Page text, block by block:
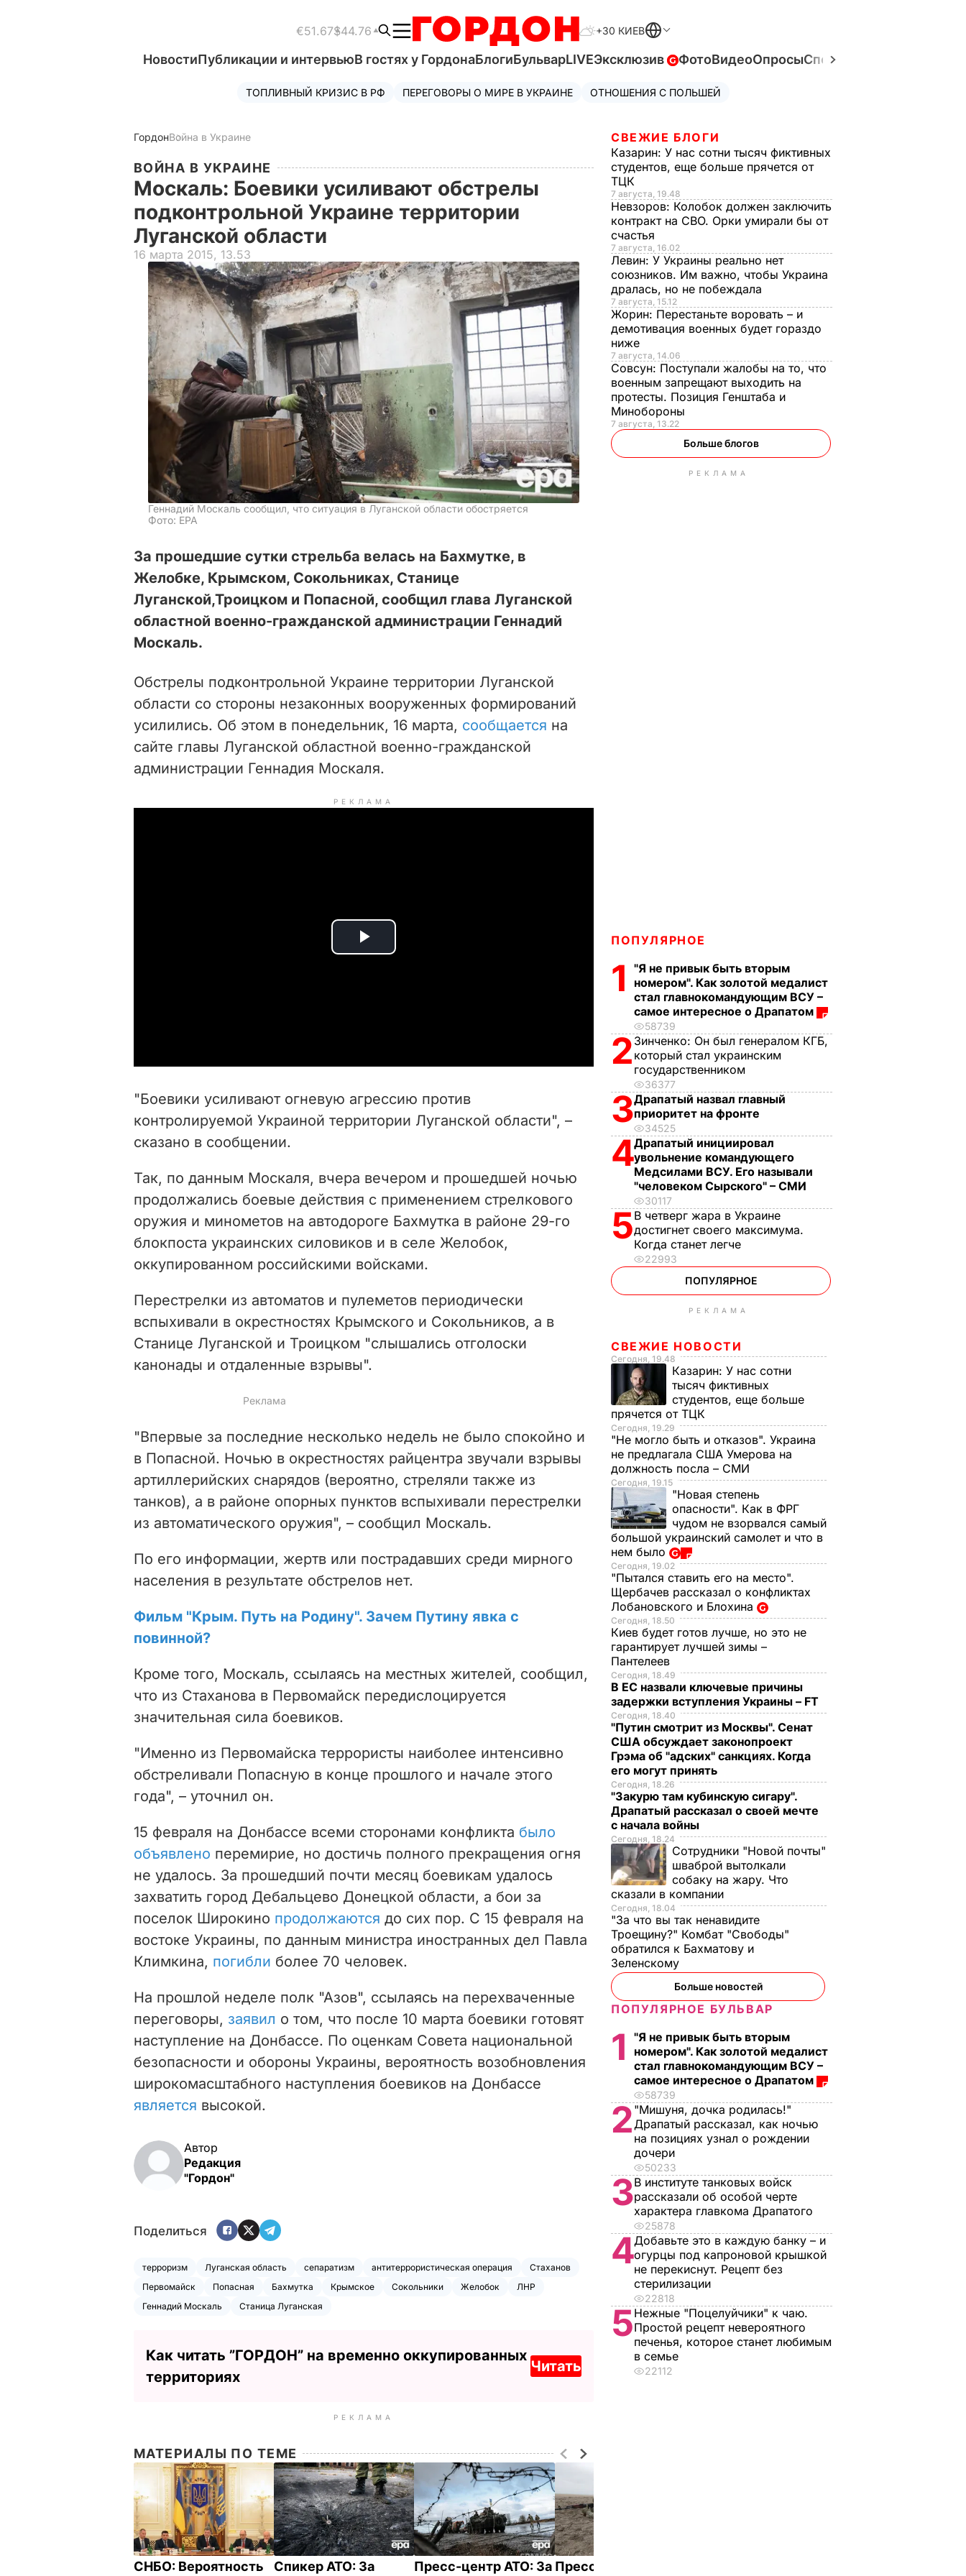
€51.67$44.76 +30 КИЕВ
НовостиПубликации и интервьюВ гостях у ГордонаБлогиБульварLIVEЭксклюзив ФотоВидеоОпросыСпецпроекты
ТОПЛИВНЫЙ КРИЗИС В РФ ПЕРЕГОВОРЫ О МИРЕ В УКРАИНЕ ОТНОШЕНИЯ С ПОЛЬШЕЙ
ГордонВойна в Украине
ВОЙНА В УКРАИНЕ
Москаль: Боевики усиливают обстрелы
подконтрольной Украине территории
Луганской области
16 марта 2015, 13.53
Геннадий Москаль сообщил, что ситуация в Луганской области обостряется
Фото: EPA
За прошедшие сутки стрельба велась на Бахмутке, в
Желобке, Крымском, Сокольниках, Станице
Луганской,Троицком и Попасной, сообщил глава Луганской
областной военно-гражданской администрации Геннадий
Москаль.
Обстрелы подконтрольной Украине территории Луганской
области со стороны незаконных вооруженных формирований
усилились. Об этом в понедельник, 16 марта, сообщается на
сайте главы Луганской областной военно-гражданской
администрации Геннадия Москаля.
РЕКЛАМА
P
i
e
o
"Боевики усиливают огневую агрессию против
контролируемой Украиной территории Луганской области", –
сказано в сообщении.
Так, по данным Москаля, вчера вечером и прошедшей ночью
продолжались боевые действия с применением стрелкового
оружия и минометов на автодороге Бахмутка в районе 29-го
блокпоста украинских силовиков и в селе Желобок,
оккупированном российскими войсками.
Перестрелки из автоматов и пулеметов периодически
вспыхивали в окрестностях Крымского и Сокольников, а в
Станице Луганской и Троицком "слышались отголоски
канонады и отдаленные взрывы".
"Впервые за последние несколько недель не было спокойно и
в Попасной. Ночью в окрестностях райцентра звучали взрывы
артиллерийских снарядов (вероятно, стреляли также из
танков), а в районе опорных пунктов вспыхивали перестрелки
из автоматического оружия", – сообщил Москаль.
По его информации, жертв или пострадавших среди мирного
населения в результате обстрелов нет.
Фильм "Крым. Путь на Родину". Зачем Путину явка с
повинной?
Кроме того, Москаль, ссылаясь на местных жителей, сообщил,
что из Стаханова в Первомайск передислоцируется
значительная сила боевиков.
"Именно из Первомайска террористы наиболее интенсивно
обстреливали Попасную в конце прошлого и начале этого
года", – уточнил он.
15 февраля на Донбассе всеми сторонами конфликта было
объявлено перемирие, но достичь полного прекращения огня
не удалось. За прошедший почти месяц боевикам удалось
захватить город Дебальцево Донецкой области, а бои за
поселок Широкино продолжаются до сих пор. С 15 февраля на
востоке Украины, по данным министра иностранных дел Павла
Климкина, погибли более 70 человек.
На прошлой неделе полк "Азов", ссылаясь на перехваченные
переговоры, заявил о том, что после 10 марта боевики готовят
наступление на Донбассе. По оценкам Совета национальной
безопасности и обороны Украины, вероятность возобновления
широкомасштабного наступления боевиков на Донбассе
является высокой.
Автор
Редакция
"Гордон"
Поделиться
терроризм Луганская область сепаратизм антитеррористическая операция
Стаханов
Первомайск
Попасная Бахмутка Крымское Сокольники Желобок
ЛНР
Геннадий Москаль
Станица Луганская
Как читать ”ГОРДОН” на временно оккупированных
территориях
Читать
РЕКЛАМА
МАТЕРИАЛЫ ПО ТЕМЕ
СНБО: Вероятность
Спикер АТО: За
Пресс-центр АТО: За Пресс-центр АТО: 15
СВЕЖИЕ БЛОГИ
Казарин: У нас сотни тысяч фиктивных
студентов, еще больше прячется от
ТЦК
7 августа, 19.48
Невзоров: Колобок должен заключить
контракт на СВО. Орки умирали бы от
счастья
7 августа, 16.02
Левин: У Украины реально нет
союзников. Им важно, чтобы Украина
дралась, но не побеждала
7 августа, 15.12
Жорин: Перестаньте воровать – и
демотивация военных будет гораздо
ниже
7 августа, 14.06
Совсун: Поступали жалобы на то, что
военным запрещают выходить на
протесты. Позиция Генштаба и
Минобороны
7 августа, 13.22
Больше блогов
РЕКЛАМА
ПОПУЛЯРНОЕ
1
"Я не привык быть вторым
номером". Как золотой медалист
стал главнокомандующим ВСУ –
самое интересное о Драпатом
58739
2 Зинченко: Он был генералом КГБ,
который стал украинским
государственником
36377
3Драпатый назвал главный
приоритет на фронте
34525
4Драпатый инициировал
увольнение командующего
Медсилами ВСУ. Его называли
"человеком Сырского" – СМИ
30117
5В четверг жара в Украине
достигнет своего максимума.
Когда станет легче
22993
ПОПУЛЯРНОЕ
РЕКЛАМА
СВЕЖИЕ НОВОСТИ
Сегодня, 19.48
Казарин: У нас сотни
тысяч фиктивных
студентов, еще больше
прячется от ТЦК
Сегодня, 19.29
"Не могло быть и отказов". Украина
не предлагала США Умерова на
должность посла – СМИ
Сегодня, 19.15
"Новая степень
опасности". Как в ФРГ
чудом не взорвался самый
большой украинский самолет и что в
нем было
Сегодня, 19.02
"Пытался ставить его на место".
Щербачев рассказал о конфликтах
Лобановского и Блохина
Сегодня, 18.50
Киев будет готов лучше, но это не
гарантирует лучшей зимы –
Пантелеев
Сегодня, 18.49
В ЕС назвали ключевые причины
задержки вступления Украины – FT
Сегодня, 18.40
"Путин смотрит из Москвы". Сенат
США обсуждает законопроект
Грэма об "адских" санкциях. Когда
его могут принять
Сегодня, 18.26
"Закурю там кубинскую сигару".
Драпатый рассказал о своей мечте
с начала войны
Сегодня, 18.24
Сотрудники "Новой почты"
шваброй вытолкали
собаку на жару. Что
сказали в компании
Сегодня, 18.04
"За что вы так ненавидите
Троещину?" Комбат "Свободы"
обратился к Бахматову и
Зеленскому
Больше новостей
ПОПУЛЯРНОЕ БУЛЬВАР
1
"Я не привык быть вторым
номером". Как золотой медалист
стал главнокомандующим ВСУ –
самое интересное о Драпатом
58739
2 "Мишуня, дочка родилась!"
Драпатый рассказал, как ночью
на позициях узнал о рождении
дочери
50233
3В институте танковых войск
рассказали об особой черте
характера главкома Драпатого
25878
4Добавьте это в каждую банку – и
огурцы под капроновой крышкой
не перекиснут. Рецепт без
стерилизации
22818
5Нежные "Поцелуйчики" к чаю.
Простой рецепт невероятного
печенья, которое станет любимым
в семье
22112